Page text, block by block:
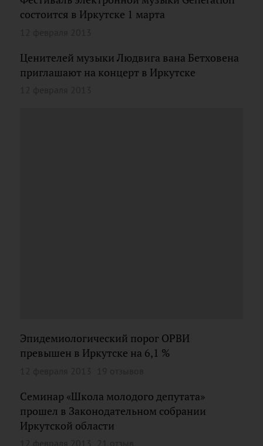
состоится в Иркутске 1 марта
Ценителей музыки Людвига вана Бетховена
приглашают на концерт в Иркутске
Эпидемиологический порог ОРВИ
превышен в Иркутске на 6,1 %
Семинар «Школа молодого депутата»
прошел в Законодательном собрании
Иркутской области